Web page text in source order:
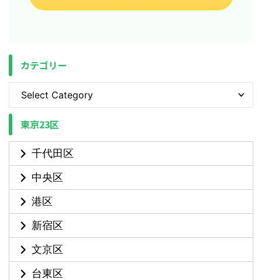
カテゴリー
東京23区
千代田区
中央区
港区
新宿区
文京区
台東区